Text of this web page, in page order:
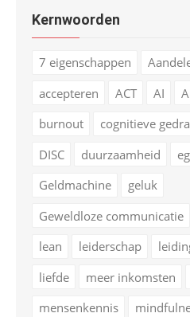
Kernwoorden
7 eigenschappen
accepteren
ACT AI
burnout
cognitieve
DISC
duurzaamheid
Geldmachine
geluk
Geweldloze communicatie
lean
leiderschap
liefde
meer inkomsten
mensenkennis